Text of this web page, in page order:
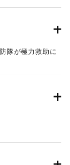
隊が極力救助に
ている。